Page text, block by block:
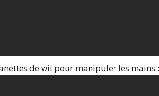
de wii pour manipuler les mains :